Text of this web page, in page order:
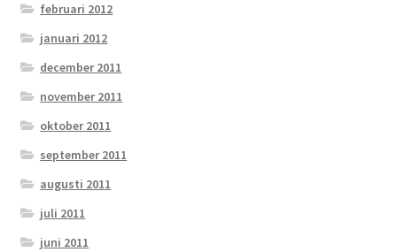
februari 2012
januari 2012
december 2011
november 2011
oktober 2011
september 2011
augusti 2011
juli 2011
juni 2011